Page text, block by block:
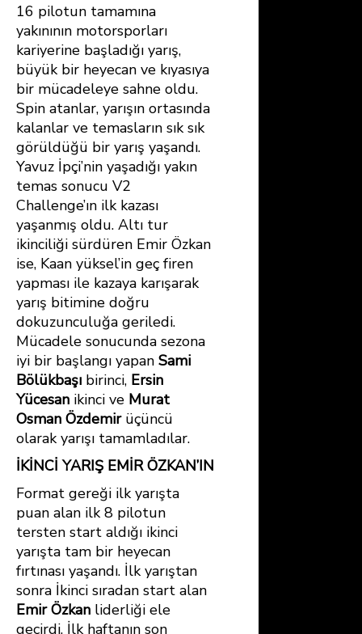
16 pilotun tamamına
yakınının motorsporları
kariyerine başladığı yarış,
büyük bir heyecan ve kıyasıya
bir mücadeleye sahne oldu.
Spin atanlar, yarışın ortasında
kalanlar ve temasların sık sık
görüldüğü bir yarış yaşandı.
Yavuz İpçi’nin yaşadığı yakın
temas sonucu V2
Challenge’ın ilk kazası
yaşanmış oldu. Altı tur
ikinciliği sürdüren Emir Özkan
ise, Kaan yüksel’in geç firen
yapması ile kazaya karışarak
yarış bitimine doğru
dokuzunculuğa geriledi.
Mücadele sonucunda sezona
iyi bir başlangı yapan Sami
Bölükbaşı birinci, Ersin
Yücesan ikinci ve Murat
Osman Özdemirüçüncü
olarak yarışı tamamladılar.
İKİNCİ YARIŞ EMİR ÖZKAN’IN
Format gereği ilk yarışta
puan alan ilk 8 pilotun
tersten start aldığı ikinci
yarışta tam bir heyecan
fırtınası yaşandı. İlk yarıştan
sonra İkinci sıradan start alan
Emir Özkan liderliği ele
geçirdi. İlk haftanın son